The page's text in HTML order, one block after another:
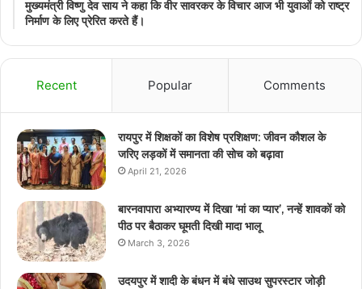
मुख्यमंत्री विष्णु देव साय ने कहा कि वीर सावरकर के विचार आज भी युवाओं को राष्ट्र
निर्माण के लिए प्रेरित करते हैं।
Recent Popular Comments
रायपुर में शिक्षकों का विशेष प्रशिक्षण: जीवन कौशल के
जरिए लड़कों में समानता की सोच को बढ़ावा
April 21, 2026
बारनवापारा अभ्यारण्य में दिखा ‘मां का प्यार’, नन्हें शावकों को
पीठ पर बैठाकर घूमती दिखी मादा भालू
March 3, 2026
उदयपुर में शादी के बंधन में बंधे साउथ सुपरस्टार जोड़ी